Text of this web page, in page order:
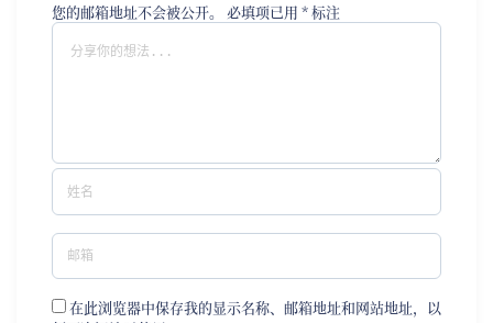
您的邮箱地址不会被公开。 必填项已用 *标注
在此浏览器中保存我的显示名称、邮箱地址和网站地址，以